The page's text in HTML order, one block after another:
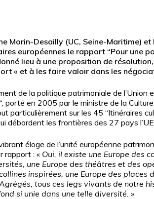
ou ESC pour fermer
Morin-Desailly (UC, Seine-Maritime)
européennes le rapport “Pour une
lieu à une proposition de
« et à les faire valoir dans les
de la politique patrimoniale de l’Union
porté en 2005 par le ministre de la
particulièrement sur les 45 “Itinéraires
débordent les frontières des 27 pays
éloge de l’unité européenne
rapport : « Oui, il existe une Europe des
une Europe des théâtres et des
inspirées, une Europe des
tous ces legs vivants de notre
si unie dans une telle diversité. »